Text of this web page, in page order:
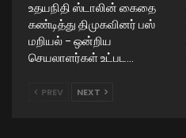
உதயநிதி ஸ்டாலின் கைதை
கண்டித்து திமுகவினர் பஸ்
மறியல் – ஒன்றிய
செயலாளர்கள் உட்பட…
PREV NEXT